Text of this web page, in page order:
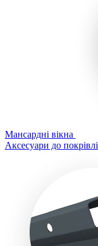
Мансардні вікна
Аксесуари до покрівлі